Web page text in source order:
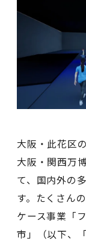
大阪・此花区
大阪・関西万
て、国内外の
す。たくさん
ケース事業「
市」（以下、